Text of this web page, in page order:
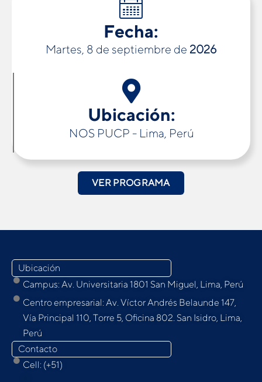
Fecha:
Martes, 8 de septiembre de 2026
Ubicación:
NOS PUCP - Lima, Perú
VER PROGRAMA
Ubicación
Campus: Av. Universitaria 1801 San Miguel, Lima, Perú
Centro empresarial: Av. Víctor Andrés Belaunde 147,
Vía Principal 110, Torre 5, Oﬁcina 802. San Isidro, Lima,
Perú
Contacto
Cell: (+51)